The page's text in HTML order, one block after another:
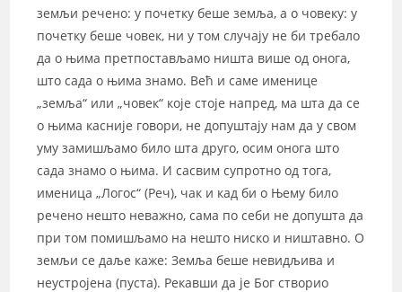
земљи речено: у почетку беше земља, а о човеку: у
почетку беше човек, ни у том случају не би требало
да о њима претпостављамо ништа више од онога,
што сада о њима знамо. Већ и саме именице
„земља“ или „човек“ које стоје напред, ма шта да се
о њима касније говори, не допуштају нам да у свом
уму замишљамо било шта друго, осим онога што
сада знамо о њима. И сасвим супротно од тога,
именица „Логос“ (Реч), чак и кад би о Њему било
речено нешто неважно, сама по себи не допушта да
при том помишљамо на нешто ниско и ништавно. О
земљи се даље каже: Земља беше невидљива и
неустројена (пуста). Рекавши да је Бог створио